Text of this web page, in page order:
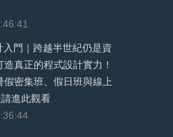
門｜跨越半世紀仍是資
真正的程式設計實力！
密集班、假日班與線上
進此觀看